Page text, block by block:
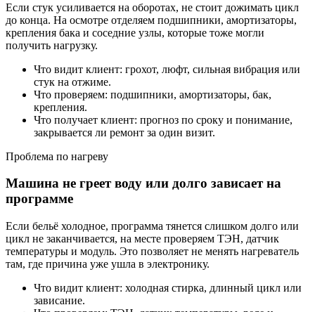
Если стук усиливается на оборотах, не стоит дожимать цикл
до конца. На осмотре отделяем подшипники, амортизаторы,
крепления бака и соседние узлы, которые тоже могли
получить нагрузку.
Что видит клиент: грохот, люфт, сильная вибрация или
стук на отжиме.
Что проверяем: подшипники, амортизаторы, бак,
крепления.
Что получает клиент: прогноз по сроку и понимание,
закрывается ли ремонт за один визит.
Проблема по нагреву
Машина не греет воду или долго зависает на
программе
Если бельё холодное, программа тянется слишком долго или
цикл не заканчивается, на месте проверяем ТЭН, датчик
температуры и модуль. Это позволяет не менять нагреватель
там, где причина уже ушла в электронику.
Что видит клиент: холодная стирка, длинный цикл или
зависание.